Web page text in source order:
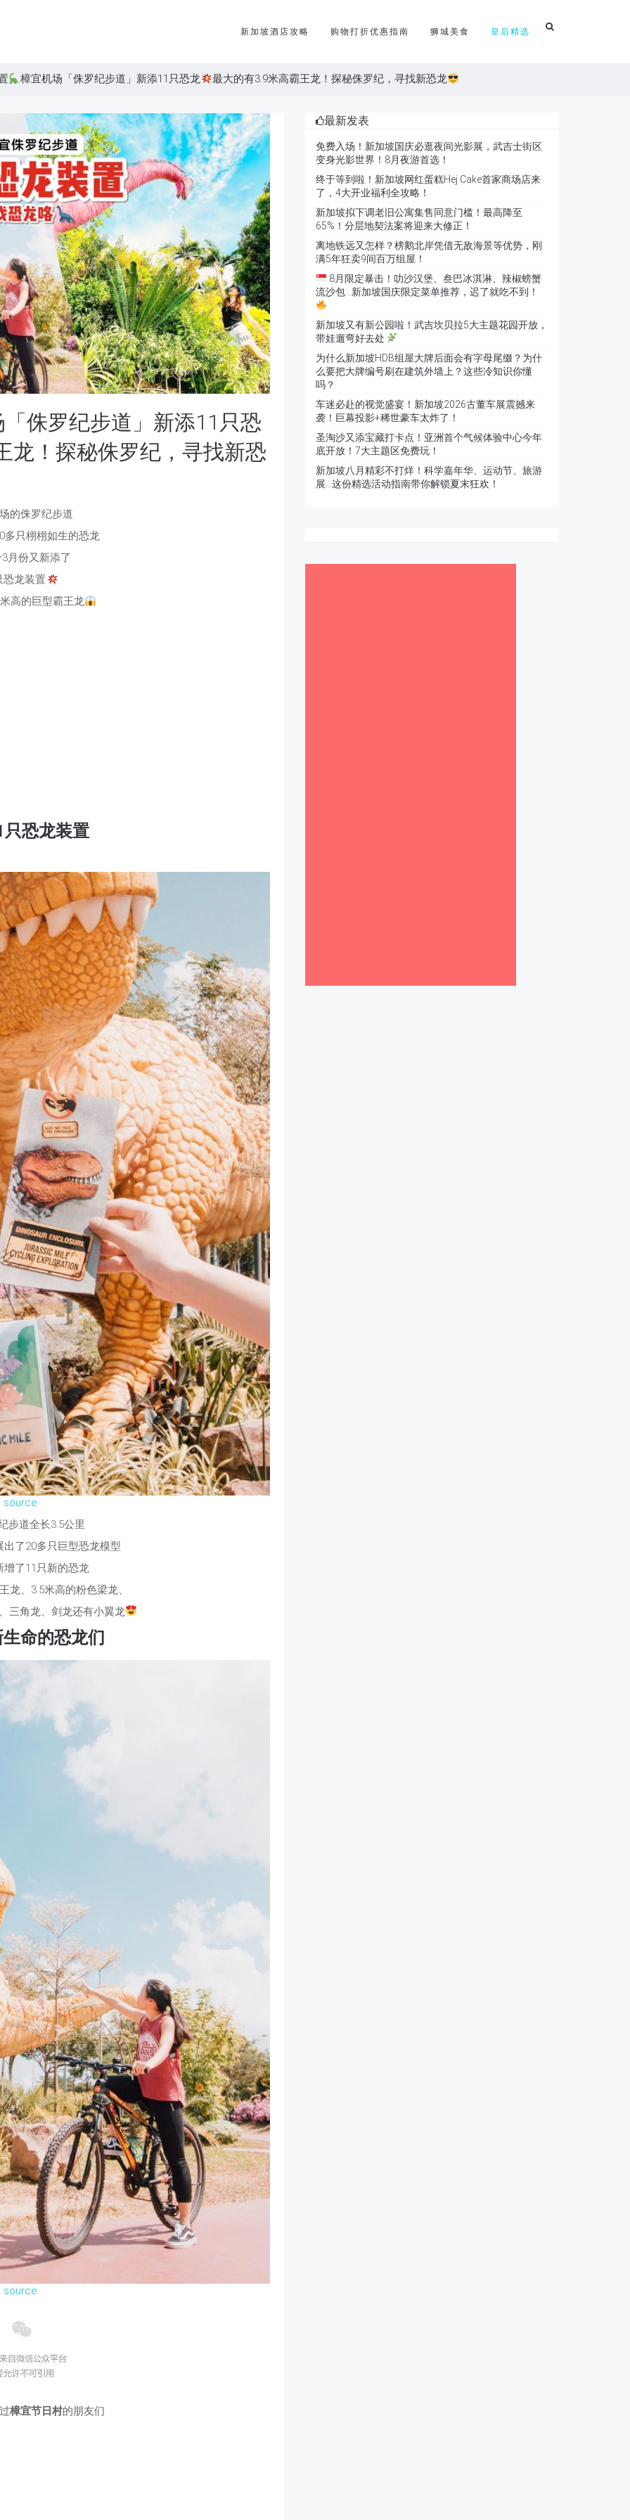
新加坡酒店攻略 购物打折优惠指南 狮城美食 皇后精选
樟宜机场「侏罗纪步道」新添11只恐龙 最大的有3.9米高霸王龙！探秘侏罗纪，寻找新恐龙
侏罗纪步道」新添11只恐
龙！探秘侏罗纪，寻找新恐
的侏罗纪步道
多只栩栩如生的恐龙
月份又新添了
恐龙装置
高的巨型霸王龙
恐龙装置
source
步道全长3.5公里
了20多只巨型恐龙模型
增了11只新的恐龙
龙、3.5米高的粉色梁龙、
三角龙、剑龙还有小翼龙
命的恐龙们
source
樟宜节日村的朋友们
最新发表
免费入场！新加坡国庆必逛夜间光影展，武吉士街区
变身光影世界！8月夜游首选！
终于等到啦！新加坡网红蛋糕Hej Cake首家商场店来
了，4大开业福利全攻略！
新加坡拟下调老旧公寓集售同意门槛！最高降至
65%！分层地契法案将迎来大修正！
离地铁远又怎样？榜鹅北岸凭借无敌海景等优势，刚
满5年狂卖9间百万组屋！
8月限定暴击！叻沙汉堡、叁巴冰淇淋、辣椒螃蟹
流沙包…新加坡国庆限定菜单推荐，迟了就吃不到！
新加坡又有新公园啦！武吉坎贝拉5大主题花园开放，
带娃遛弯好去处
为什么新加坡HDB组屋大牌后面会有字母尾缀？为什
么要把大牌编号刷在建筑外墙上？这些冷知识你懂
吗？
车迷必赴的视觉盛宴！新加坡2026古董车展震撼来
袭！巨幕投影+稀世豪车太炸了！
圣淘沙又添宝藏打卡点！亚洲首个气候体验中心今年
底开放！7大主题区免费玩！
新加坡八月精彩不打烊！科学嘉年华、运动节、旅游
展…这份精选活动指南带你解锁夏末狂欢！